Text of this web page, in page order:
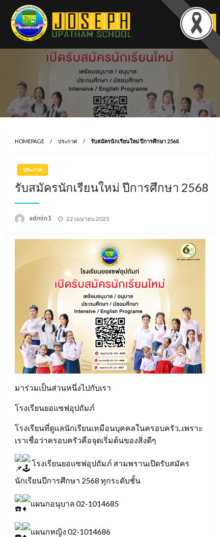
content
HOMEPAGE ประกาศ รับสมัครนักเรียนใหม่ ปีการศึกษา 2568
ประกาศ
รับสมัครนักเรียนใหม่ ปีการศึกษา 2568
admin1
Posted
22 เมษายน 2025
มาร่วมเป็นส่วนหนึ่งไปกับเรา
โรงเรียนยอแซฟอุปถัมภ์
โรงเรียนที่ดูแลนักเรียนเหมือนบุคคลในครอบครัว..เพราะ
เราเชื่อว่าครอบครัวคือจุดเริ่มต้นของสิ่งดีๆ
โรงเรียนยอแซฟอุปถัมภ์ สามพรานเปิดรับสมัคร
นักเรียนปีการศึกษา 2568 ทุกระดับชั้น
แผนกอนุบาล 02-1014685
แผนกหญิง 02-1014686